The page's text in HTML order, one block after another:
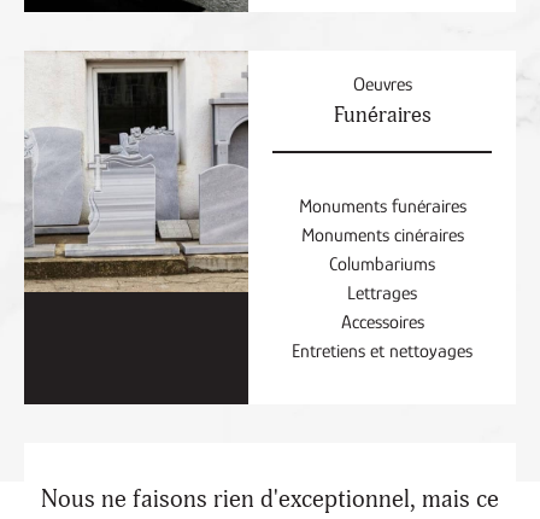
Oeuvres
Funéraires
Monuments funéraires
Monuments cinéraires
Columbariums
Lettrages
Accessoires
Entretiens et nettoyages
Nous ne faisons rien d'exceptionnel, mais ce